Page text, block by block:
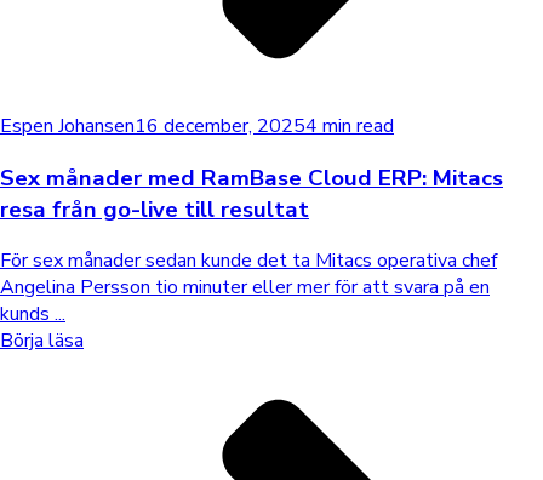
Espen Johansen16 december, 20254 min read
Sex månader med RamBase Cloud ERP: Mitacs
resa från go-live till resultat
För sex månader sedan kunde det ta Mitacs operativa chef
Angelina Persson tio minuter eller mer för att svara på en
kunds ...
Börja läsa